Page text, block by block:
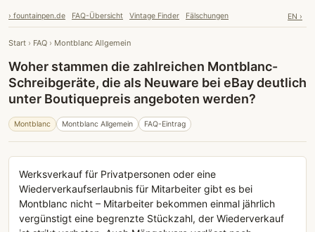
› fountainpen.de FAQ-Übersicht Vintage Finder Fälschungen EN ›
Start › FAQ › Montblanc Allgemein
Woher stammen die zahlreichen Montblanc-
Schreibgeräte, die als Neuware bei eBay deutlich
unter Boutiquepreis angeboten werden?
Montblanc Montblanc Allgemein FAQ-Eintrag
Werksverkauf für Privatpersonen oder eine
Wiederverkaufserlaubnis für Mitarbeiter gibt es bei
Montblanc nicht – Mitarbeiter bekommen einmal jährlich
vergünstigt eine begrenzte Stückzahl, der Wiederverkauf